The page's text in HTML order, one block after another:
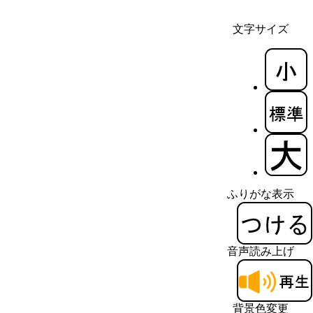
文字サイズ
ふりがな表示
音声読み上げ
背景色変更